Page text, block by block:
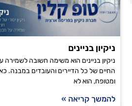
"אני עובדת עם טופ קלין
מגיע בזמן, הניקיון יסודי
ניקיון בניינים
ניקיון בניינים הוא משימה חשובה לשמירה
החיים של כל הדיירים והעובדים במבנה.
ומטופח, הוא לא
להמשך קריאה »